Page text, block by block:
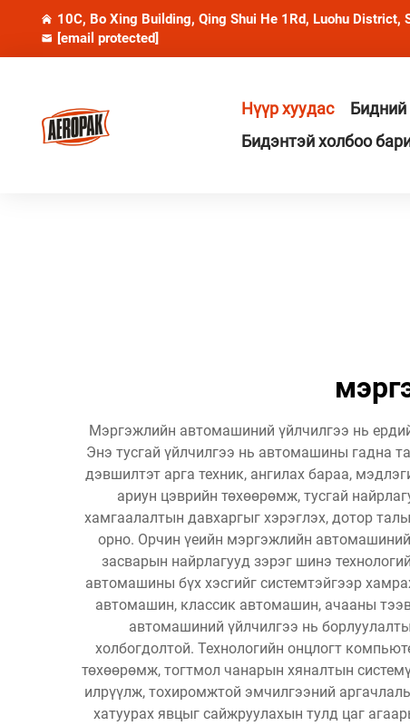
10C, Bo Xing Building, Qing Shui He 1Rd, Luohu District,
[email protected]
Нүүр хуудас Бидний
Бидэнтэй холбоо
Мэргэжлийн автомашиний үйлчилгээ нь
Энэ тусгай үйлчилгээ нь автомашины гадна
дэвшилтэт арга техник, ангилах бараа,
ариун цэврийн төхөөрөмж, тусгай
хамгаалалтын давхаргыг хэрэглэх, дотор
орно. Орчин үеийн мэргэжлийн
засварын найрлагууд зэрэг шинэ
автомашины бүх хэсгийг системтэйгээр
автомашин, классик автомашин, ачааны
автомашиний үйлчилгээ нь
холбогдолтой. Технологийн онцлогт
төхөөрөмж, тогтмол чанарын хяналтын
илрүүлж, тохиромжтой эмчилгээний
хатуурах явцыг сайжруулахын тулд цаг